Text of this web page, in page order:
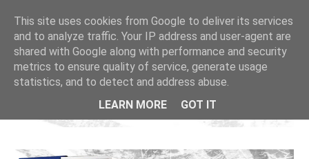
This site uses cookies from Google to deliver its services
and to analyze traffic. Your IP address and user-agent are
shared with Google along with performance and security
metrics to ensure quality of service, generate usage
statistics, and to detect and address abuse.
LEARN MORE
GOT IT